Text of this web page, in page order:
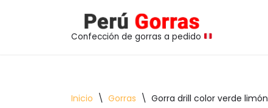
Confección de gorras a pedido
Inicio \ Gorras \ Gorra drill color verde limón